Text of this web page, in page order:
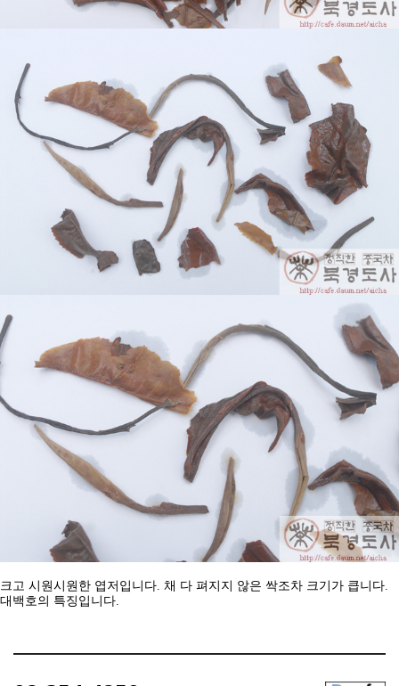
크고 시원시원한 엽저입니다 채 다 펴지지 않은 싹조차 크기가 큽니다
대백호의 특징입니다